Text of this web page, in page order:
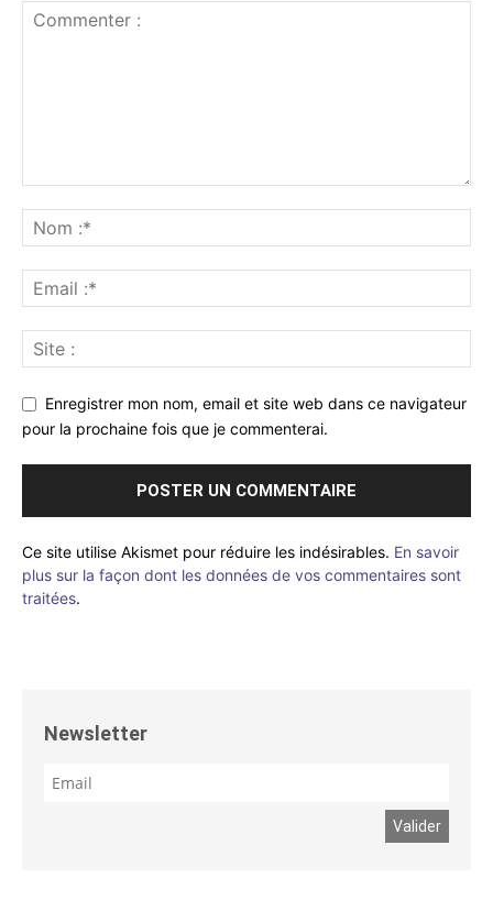
Enregistrer mon nom, email et site web dans ce navigateur
pour la prochaine fois que je commenterai.
Ce site utilise Akismet pour réduire les indésirables. En savoir
plus sur la façon dont les données de vos commentaires sont
traitées.
Newsletter